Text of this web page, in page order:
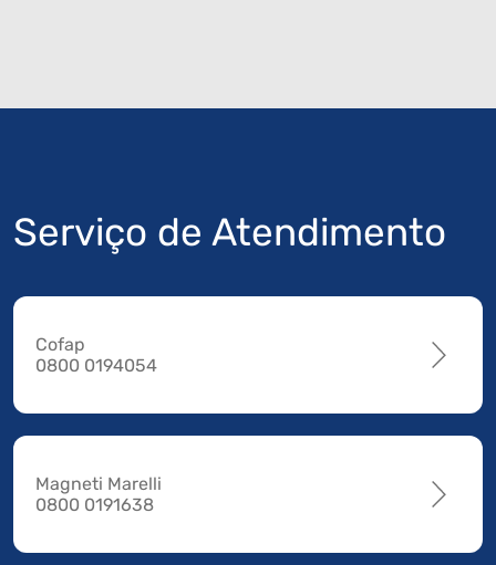
Serviço de Atendimento
Cofap
0800 0194054
Magneti Marelli
0800 0191638